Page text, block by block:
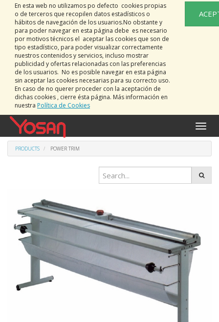
En esta web no utilizamos po defecto cookies propias
o de terceros que recopilen datos estadísticos o
hábitos de navegación de los usuarios.No obstante y
para poder navegar en esta página debe es necesario
por motivos técnicos el aceptar las cookies que son de
tipo estadístico, para poder visualizar correctamente
nuestros contenidos y servicios, incluso mostrar
publicidad y ofertas relacionadas con las preferencias
de los usuarios. No es posible navegar en esta página
sin aceptar las cookies necesarias para su correcto uso.
En caso de no querer proceder con la aceptación de
dichas cookies , cierre ésta página. Más información en
nuestra Política de Cookies
Toggle
PRODUCTS POWER TRIM